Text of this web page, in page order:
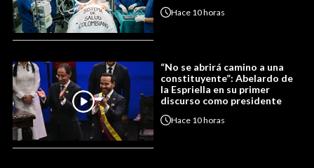
Hace 10 horas
“No se abrirá camino a una
constituyente”: Abelardo de
la Espriella en su primer
discurso como presidente
Hace 10 horas